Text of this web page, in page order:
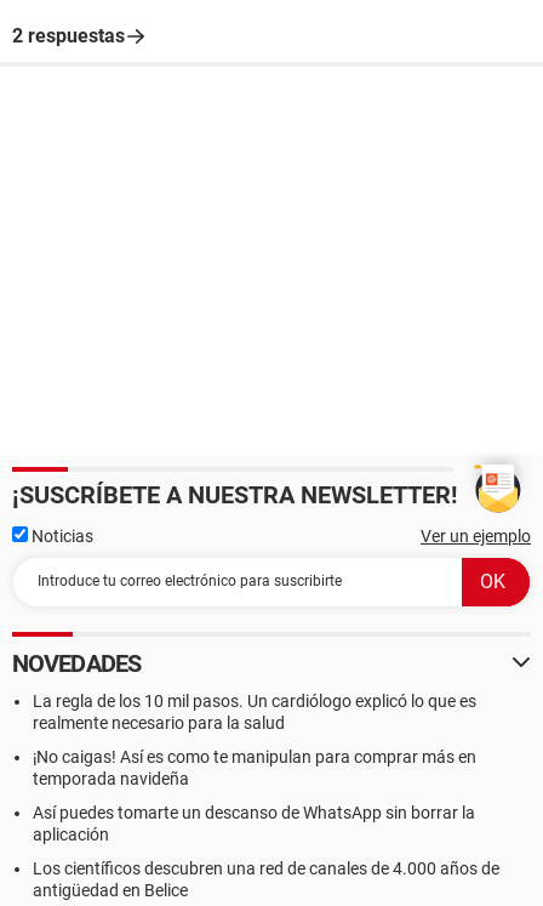
2 respuestas
¡SUSCRÍBETE A NUESTRA NEWSLETTER!
Noticias Ver un ejemplo
NOVEDADES
La regla de los 10 mil pasos. Un cardiólogo explicó lo que es
realmente necesario para la salud
¡No caigas! Así es como te manipulan para comprar más en
temporada navideña
Así puedes tomarte un descanso de WhatsApp sin borrar la
aplicación
Los científicos descubren una red de canales de 4.000 años de
antigüedad en Belice